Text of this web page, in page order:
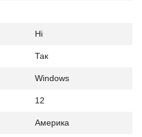
Ні
Так
Windows
12
Америка